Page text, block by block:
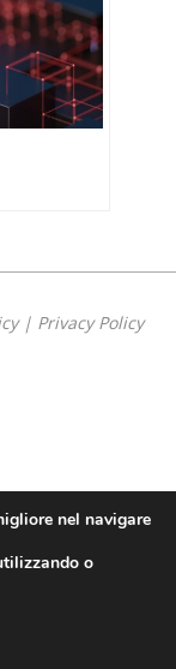
| Privacy Policy
nel navigare
o